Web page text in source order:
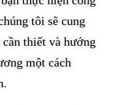
tôi sẽ cung
thiết và hướng
một cách